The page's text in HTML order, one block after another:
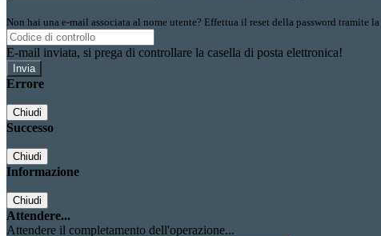
Non hai una e-mail associata al nome utente? Effettua il reset della password tramite la
E-mail inviata, si prega di controllare la casella di posta elettronica!
Errore
Chiudi
Successo
Chiudi
Informazione
Chiudi
Attendere...
Attendere il completamento dell'operazione...